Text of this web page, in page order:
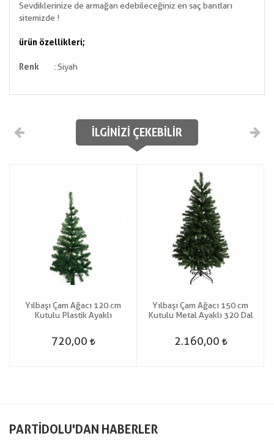
Sevdiklerinize de armağan edebileceğiniz en saç bantları
sitemizde !
ürün özellikleri;
Renk : Siyah
İLGINIZI ÇEKEBILIR
Yılbaşı Çam Ağacı 120 cm
Kutulu Plastik Ayaklı
720,00
Yılbaşı Çam Ağacı 150 cm
Kutulu Metal Ayaklı 320 Dal
2.160,00
PARTIDOLU'DAN HABERLER